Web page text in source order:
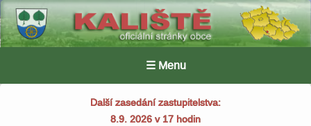
☰ Menu
Další zasedání zastupitelstva:
8.9. 2026 v 17 hodin